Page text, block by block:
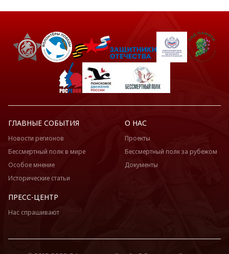
ГЛАВНЫЕ СОБЫТИЯ
Новости регионов
Бессмертный полк в мире
Особое мнение
Исторические статьи
О НАС
Проекты
Бессмертный полк за рубежом
Документы
ПРЕСС-ЦЕНТР
Нас спрашивают